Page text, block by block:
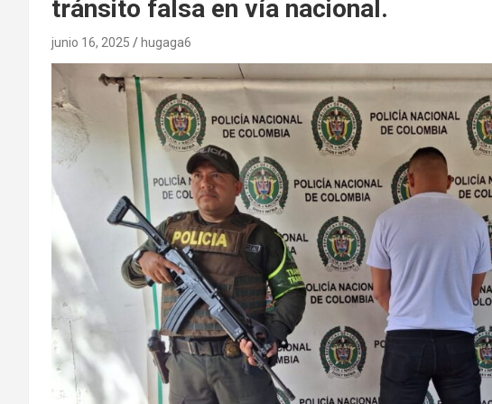
tránsito falsa en vía nacional.
junio 16, 2025 hugaga6